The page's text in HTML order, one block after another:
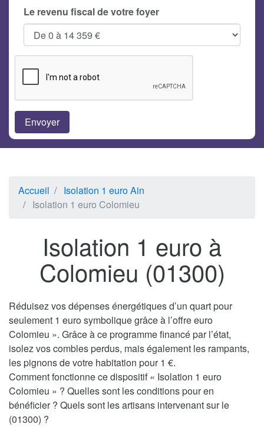
Le revenu fiscal de votre foyer
Accueil
Isolation 1 euro Ain
Isolation 1 euro Colomieu
Isolation 1 euro à
Colomieu (01300)
Réduisez vos dépenses énergétiques d’un quart pour
seulement 1 euro symbolique grâce à l’offre euro
Colomieu ». Grâce à ce programme financé par l’état,
isolez vos combles perdus, mais également les rampants,
les pignons de votre habitation pour 1 €.
Comment fonctionne ce dispositif « Isolation 1 euro
Colomieu » ? Quelles sont les conditions pour en
bénéficier ? Quels sont les artisans intervenant sur le
(01300) ?